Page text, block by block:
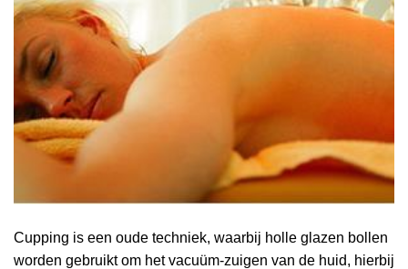
Cupping is een oude techniek, waarbij holle glazen bollen
worden gebruikt om het vacuüm-zuigen van de huid, hierbij